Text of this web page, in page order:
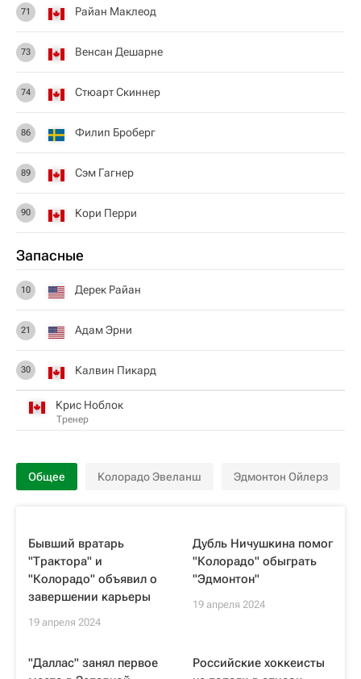
71 Райан Маклеод
73 Венсан Дешарне
74 Стюарт Скиннер
86 Филип Броберг
89 Сэм Гагнер
90 Кори Перри
Запасные
10 Дерек Райан
21 Адам Эрни
30 Калвин Пикард
Крис Ноблок
Тренер
Общее Колорадо Эвеланш Эдмонтон Ойлерз
Бывший вратарь
"Трактора" и
"Колорадо" объявил о
завершении карьеры
19 апреля 2024
Дубль Ничушкина помог
"Колорадо" обыграть
"Эдмонтон"
19 апреля 2024
"Даллас" занял первое
Российские хоккеисты